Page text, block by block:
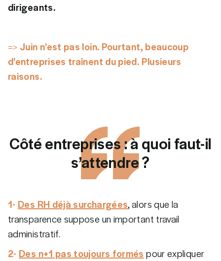
dirigeants.
=> Juin n’est pas loin. Pourtant, beaucoup
d’entreprises traînent du pied. Plusieurs
raisons.
Côté entreprises : à quoi faut-il
s’attendre ?
1- Des RH déjà surchargées, alors que la
transparence suppose un important travail
administratif.
2- Des n+1 pas toujours formés pour expliquer